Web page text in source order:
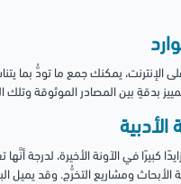
الإنترنت، يمكنك جمع ما تودُّ بما
بدقةٍ بين المصادر الموثوقة
كبيرًا في الآونة الأخيرة، لدرجة أنَّها
الأبحاث ومشاريع التخرُّج. وقد